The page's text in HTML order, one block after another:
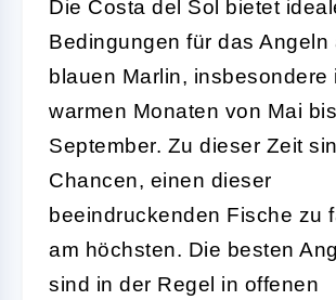
Die Costa del Sol bietet
Bedingungen für das Angeln
blauen Marlin, insbesondere
warmen Monaten von Mai bis
September. Zu dieser Zeit
Chancen, einen dieser
beeindruckenden Fische zu
am höchsten. Die besten
sind in der Regel in offenen